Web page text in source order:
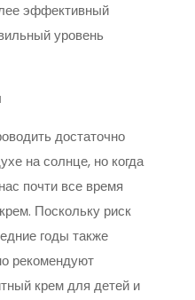
эффективный
уровень
достаточно
на солнце, но когда
почти все время
Поскольку риск
годы также
рекомендуют
крем для детей и